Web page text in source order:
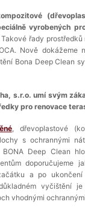
vyrobených
Takové řady
Nově dokážeme
Bona Deep Clean
s.r.o. umí svým
pro renovace
, dřevoplastové
s ochrannými
Deep Clean
doporučujeme
a po ukončení
vyčištění je
vhodnými